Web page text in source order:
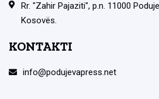
Rr. "Zahir Pajaziti", p.n. 11000
Kosovës.
KONTAKTI
info@podujevapress.net